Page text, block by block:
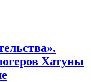
Хатуны